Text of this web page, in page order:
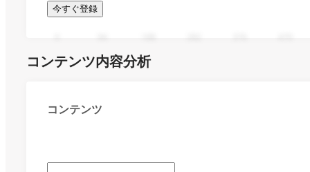
今すぐ登録
コンテンツ内容分析
コンテンツ